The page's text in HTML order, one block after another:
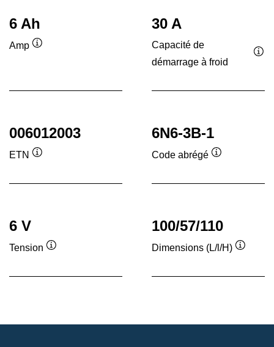
6 Ah
Amp
30 A
Capacité de
démarrage à froid
006012003
ETN
6N6-3B-1
Code abrégé
6 V
Tension
100/57/110
Dimensions (L/l/H)